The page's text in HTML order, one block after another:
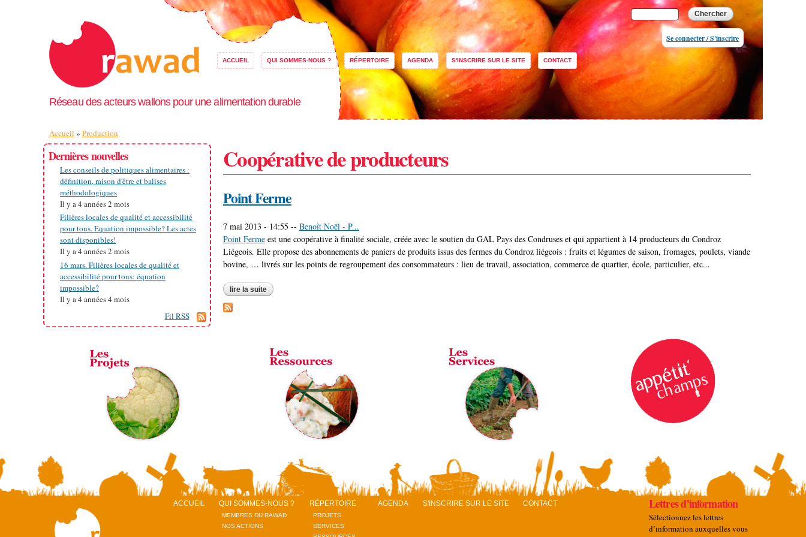
Aller au
contenu
principal
ACCUEIL QUI SOMMES-NOUS ? RÉPERTOIRE AGENDA S'INSCRIRE SUR LE SITE CONTACT
Réseau des acteurs wallons pour une alimentation durable
Formulaire de
recherche
Chercher
Se connecter / S'inscrire
Vous êtes ici
Accueil » Production
Dernières nouvelles
Les conseils de politiques alimentaires :
définition, raison d'être et balises
méthodologiques
Il y a4 années 2 mois
Filières locales de qualité et accessibilité
pour tous. Equation impossible? Les actes
sont disponibles!
Il y a4 années 2 mois
16 mars. Filières locales de qualité et
accessibilité pour tous: équation
impossible?
Il y a 4 années 4 mois
Fil RSS
Coopérative de producteurs
Point Ferme
7 mai 2013 - 14:55 -- Benoît Noël - P...
Point Ferme est une coopérative à finalité sociale, créée avec le soutien du GAL Pays des Condruses et qui appartient à 14 producteurs du Condroz
Liégeois. Elle propose des abonnements de paniers de produits issus des fermes du Condroz liégeois : fruits et légumes de saison, fromages, poulets, viande
bovine, … livrés sur les points de regroupement des consommateurs : lieu de travail, association, commerce de quartier, école, particulier, etc...
lire la suite de point ferme
ACCUEIL QUI SOMMES-NOUS ?
MEMBRES DU RAWAD
NOS ACTIONS
RÉPERTOIRE
PROJETS
SERVICES
AGENDA S'INSCRIRE SUR LE SITE CONTACT Lettres d’information
Sélectionnez les lettres
d’information auxquelles vous